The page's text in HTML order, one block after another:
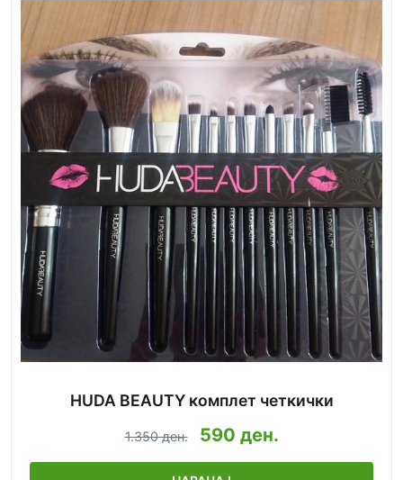
HUDA BEAUTY комплет четкички
1.350 ден. 590 ден.